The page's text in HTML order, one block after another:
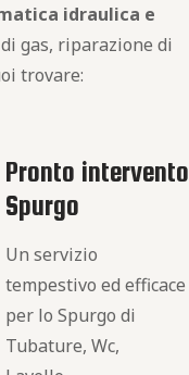
idraulica e
gas, riparazione di
trovare:
Pronto intervento
Spurgo
Un servizio
tempestivo ed efficace
per lo Spurgo di
Tubature, Wc,